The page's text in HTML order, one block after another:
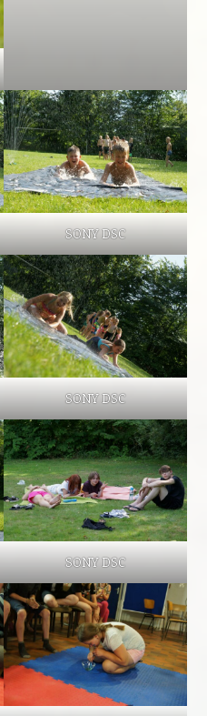
SONY DSC
SONY DSC
SONY DSC